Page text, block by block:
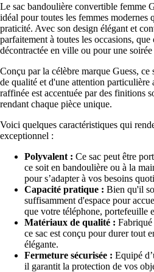
Le sac bandoulière convertible femme
idéal pour toutes les femmes modernes
praticité. Avec son design élégant et
parfaitement à toutes les occasions,
décontractée en ville ou pour une
Conçu par la célèbre marque Guess,
de qualité et d'une attention
raffinée est accentuée par des finitions
rendant chaque pièce unique.
Voici quelques caractéristiques qui
exceptionnel :
Polyvalent : Ce sac peut être
ce soit en bandoulière ou à la
pour s’adapter à vos besoins
Capacité pratique : Bien qu'il
suffisamment d'espace pour
que votre téléphone, portefeuille
Matériaux de qualité : Fabriqué
ce sac est conçu pour durer tout
élégante.
Fermeture sécurisée : Equipé
il garantit la protection de vos